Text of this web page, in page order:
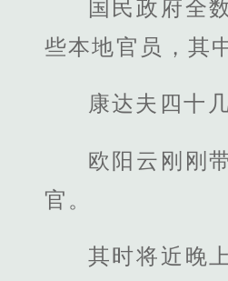
国民政府全
些本地官员，其
康达夫四十
欧阳云刚刚
官。
其时将近晚